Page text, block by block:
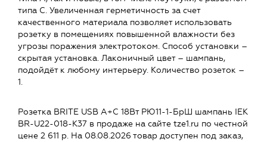
типа С. Увеличенная герметичность за счет
качественного материала позволяет использовать
розетку в помещениях повышенной влажности без
угрозы поражения электротоком. Способ установки –
скрытая установка. Лаконичный цвет – шампань,
подойдёт к любому интерьеру. Количество розеток –
1.
Розетка BRITE USB A+C 18Вт РЮ11-1-БрШ шампань IEK
BR-U22-018-K37 в продаже на сайте tze1.ru по честной
цене 2 611 р. На 08.08.2026 товар доступен под заказ,